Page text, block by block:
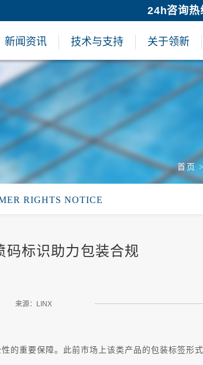
24h咨询热
新闻资讯 技术与支持 关于领新
首页 >
RIGHTS NOTICE
标识助力包装合规
来源：LINX
的重要保障。此前市场上该类产品的包装标签形